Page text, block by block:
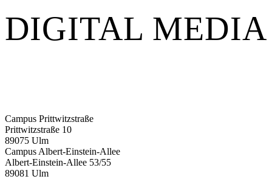
DIGITAL MEDIA
Campus Prittwitzstraße
Prittwitzstraße 10
89075 Ulm
Campus Albert-Einstein-Allee
Albert-Einstein-Allee 53/​55
89081 Ulm